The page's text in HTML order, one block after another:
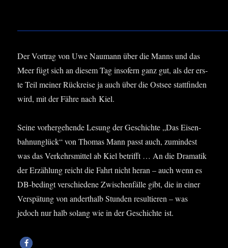
Der Vor­trag von Uwe Nau­mann über die Manns und das
Meer fügt sich an die­sem Tag inso­fern ganz gut, als der ers­
te Teil mei­ner Rück­rei­se ja auch über die Ost­see statt­fin­den
wird, mit der Fäh­re nach Kiel.
Sei­ne vor­her­ge­hen­de Lesung der Geschich­te „Das Eisen­
bahn­un­glück“ von Tho­mas Mann passt auch, zumin­dest
was das Ver­kehrs­mit­tel ab Kiel betrifft … An die Dra­ma­tik
der Erzäh­lung reicht die Fahrt nicht her­an – auch wenn es
DB-bedingt ver­schie­de­ne Zwi­schen­fäl­le gibt, die in einer
Ver­spä­tung von andert­halb Stun­den resul­tie­ren – was
jedoch nur halb solang wie in der Geschich­te ist.